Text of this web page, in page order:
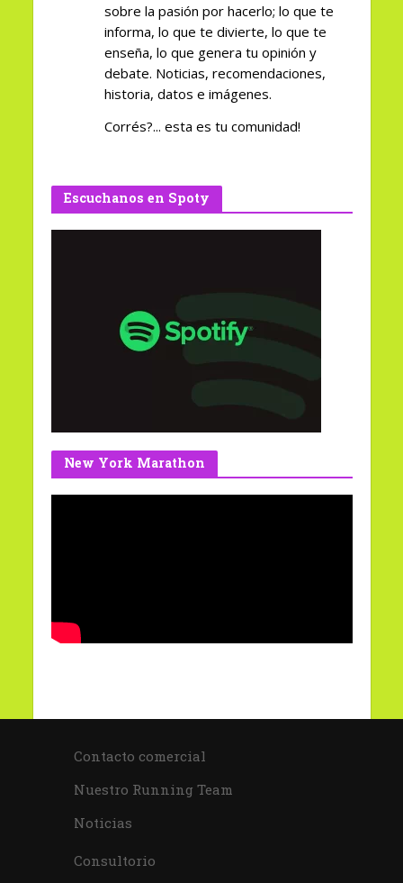
sobre la pasión por hacerlo; lo que te
informa, lo que te divierte, lo que te
enseña, lo que genera tu opinión y
debate. Noticias, recomendaciones,
historia, datos e imágenes.
Corrés?... esta es tu comunidad!
Escuchanos en Spoty
New York Marathon
Contacto comercial
Nuestro Running Team
Noticias
Consultorio